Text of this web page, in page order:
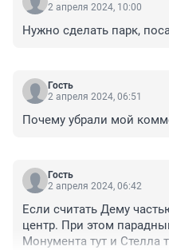
2 апреля 2024, 10:00
Нужно сделать парк,
Гость
2 апреля 2024, 06:51
Почему убрали мой
Гость
2 апреля 2024, 06:42
Если считать Дему
центр. При этом
Монумента тут и Стелла